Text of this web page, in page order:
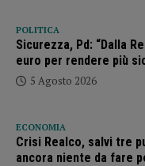
POLITICA
Sicurezza, Pd: “Dalla
euro per rendere più
5 Agosto 2026
ECONOMIA
Crisi Realco, salvi tre
ancora niente da fare